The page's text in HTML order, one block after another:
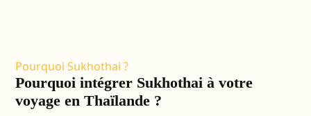
Pourquoi Sukhothai ?
Pourquoi intégrer Sukhothai à votre
voyage en Thaïlande ?